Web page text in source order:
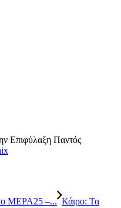
Επιφύλαξη Παντός
ΜΕΡΑ25 –... Κάιρο: Τα